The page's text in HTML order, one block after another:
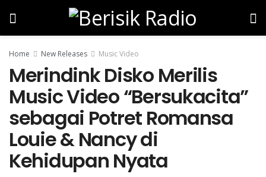
Home New Releases Music Video
Merindink Disko Merilis
Music Video “Bersukacita”
sebagai Potret Romansa
Louie & Nancy di
Kehidupan Nyata